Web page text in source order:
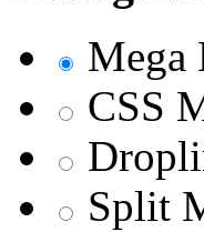
Mega
CSS
Split